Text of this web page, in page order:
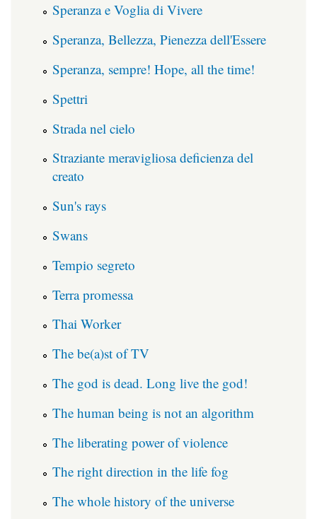
Speranza e Voglia di Vivere
Speranza, Bellezza, Pienezza dell'Essere
Speranza, sempre! Hope, all the time!
Spettri
Strada nel cielo
Straziante meravigliosa deficienza del
creato
Sun's rays
Swans
Tempio segreto
Terra promessa
Thai Worker
The be(a)st of TV
The god is dead. Long live the god!
The human being is not an algorithm
The liberating power of violence
The right direction in the life fog
The whole history of the universe